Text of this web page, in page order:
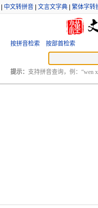
中文转拼音 文言文字典 繁体字转
按拼音检索 按部首检索
提示： 支持拼音查询，例：“wen